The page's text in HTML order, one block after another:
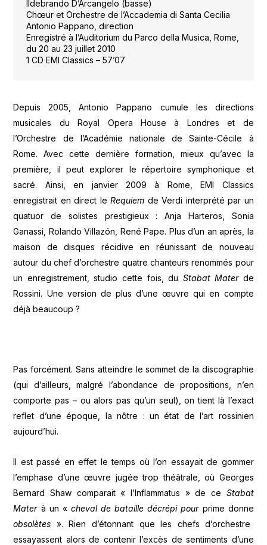
Ildebrando D’Arcangelo (basse)
Chœur et Orchestre de l’Accademia di Santa Cecilia
Antonio Pappano, direction
Enregistré à l’Auditorium du Parco della Musica, Rome,
du 20 au 23 juillet 2010
1 CD EMI Classics – 57’07
Depuis 2005, Antonio Pappano cumule les directions
musicales du Royal Opera House à Londres et de
l’Orchestre de l’Académie nationale de Sainte-Cécile à
Rome. Avec cette dernière formation, mieux qu’avec la
première, il peut explorer le répertoire symphonique et
sacré. Ainsi, en janvier 2009 à Rome, EMI Classics
enregistrait en direct leRequiem de Verdi interprété par un
quatuor de solistes prestigieux : Anja Harteros, Sonia
Ganassi, Rolando Villazón, René Pape. Plus d’un an après, la
maison de disques récidive en réunissant de nouveau
autour du chef d’orchestre quatre chanteurs renommés pour
un enregistrement, studio cette fois, du Stabat Materde
Rossini. Une version de plus d’une œuvre qui en compte
déjà beaucoup ?
Pas forcément. Sans atteindre le sommet de la discographie
(qui d’ailleurs, malgré l’abondance de propositions, n’en
comporte pas – ou alors pas qu’un seul), on tient là l’exact
reflet d’une époque, la nôtre : un état de l’art rossinien
aujourd’hui.
Il est passé en effet le temps où l’on essayait de gommer
l’emphase d’une œuvre jugée trop théâtrale, où Georges
Bernard Shaw comparait « l’Inflammatus » de ce Stabat
Materà un « cheval de bataille décrépi pour prime donne
obsolètes ». Rien d’étonnant que les chefs d’orchestre
essayassent alors de contenir l’excès de sentiments d’une